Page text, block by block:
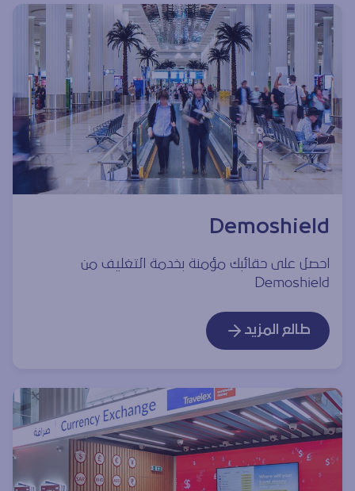
Demoshield
احصل على حقائبك مؤمنة بخدمة التغليف من
Demoshield
طالع المزيد